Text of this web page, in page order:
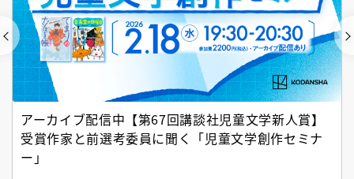
アーカイブ配信中【第67回講談社児童文学新人賞】
受賞作家と前選考委員に聞く「児童文学創作セミナ
ー」